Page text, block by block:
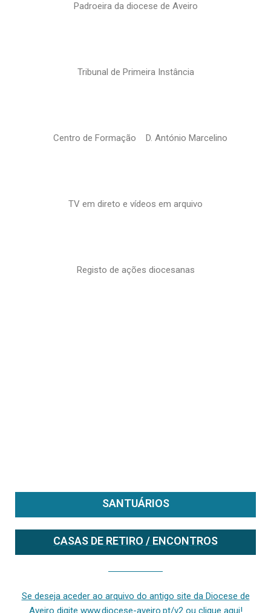
Padroeira da diocese de Aveiro
Tribunal de Primeira Instância
Centro de Formação D. António Marcelino
TV em direto e vídeos em arquivo
Registo de ações diocesanas
SANTUÁRIOS
CASAS DE RETIRO / ENCONTROS
Se deseja aceder ao arquivo do antigo site da Diocese de
Aveiro digite www.diocese-aveiro.pt/v2 ou clique aqui!